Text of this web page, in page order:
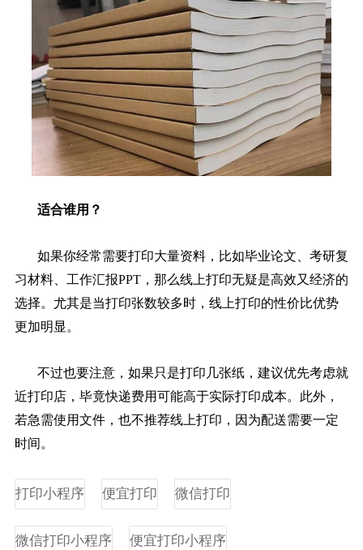
适合谁用？
如果你经常需要打印大量资料，比如毕业论文、考研复
习材料、工作汇报PPT，那么线上打印无疑是高效又经济的
选择。尤其是当打印张数较多时，线上打印的性价比优势
更加明显。
不过也要注意，如果只是打印几张纸，建议优先考虑就
近打印店，毕竟快递费用可能高于实际打印成本。此外，
若急需使用文件，也不推荐线上打印，因为配送需要一定
时间。
打印小程序 便宜打印 微信打印
微信打印小程序 便宜打印小程序